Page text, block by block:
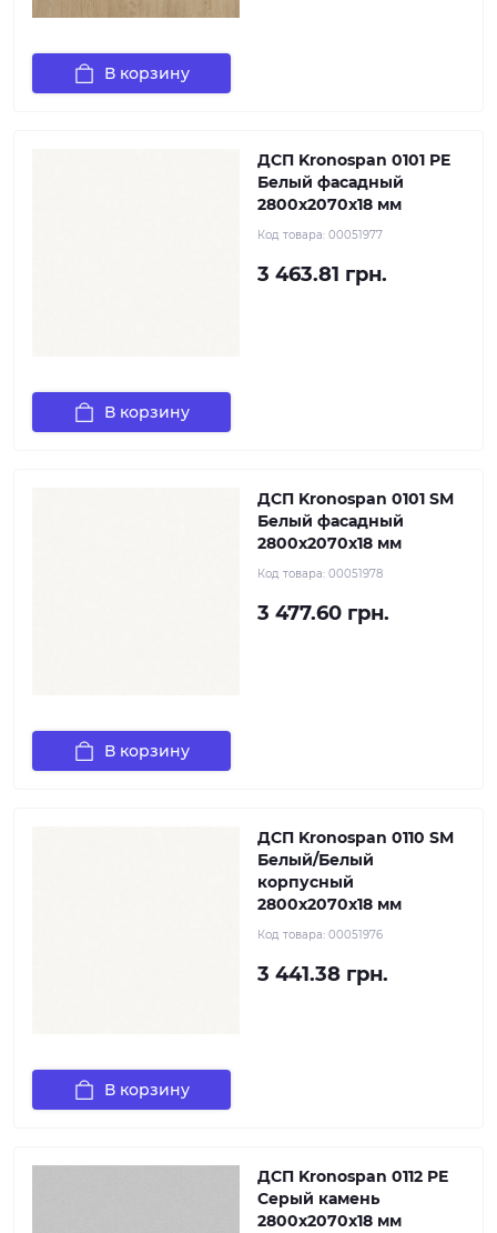
В корзину
ДСП Kronospan 0101 PE
Белый фасадный
2800x2070x18 мм
Код товара: 00051977
3 463.81 грн.
В корзину
ДСП Kronospan 0101 SM
Белый фасадный
2800x2070x18 мм
Код товара: 00051978
3 477.60 грн.
В корзину
ДСП Kronospan 0110 SM
Белый/Белый
корпусный
2800x2070x18 мм
Код товара: 00051976
3 441.38 грн.
В корзину
ДСП Kronospan 0112 PE
Серый камень
2800x2070x18 мм